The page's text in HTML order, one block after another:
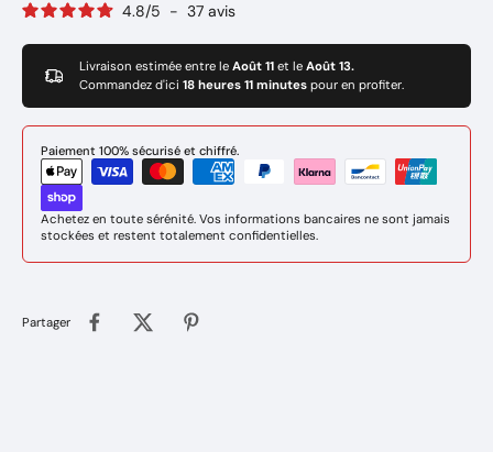
4.8/5 - 37 avis
Livraison estimée entre le Août 11 et le Août 13.
Commandez d'ici 18 heures 11 minutes pour en profiter.
Paiement 100% sécurisé et chiffré.
Achetez en toute sérénité. Vos informations bancaires ne sont jamais
stockées et restent totalement confidentielles.
Partager